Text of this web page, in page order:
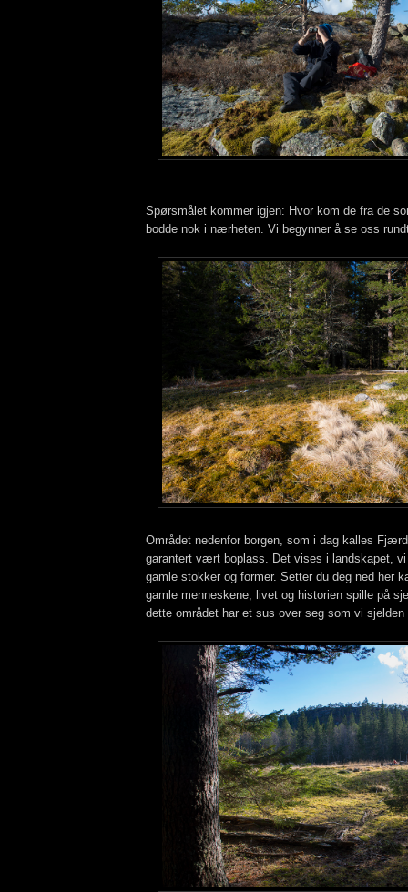
Spørsmålet kommer igjen: Hvor kom de fra de
bodde nok i nærheten. Vi begynner å se oss
Området nedenfor borgen, som i dag kalles
garantert vært boplass. Det vises i landskapet,
gamle stokker og former. Setter du deg ned her
gamle menneskene, livet og historien spille på
dette området har et sus over seg som vi